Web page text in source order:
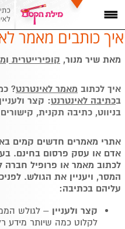
איך כותבים מאמר
מאת שיר מנור, קופירייטרית ו
איך לכתוב מאמר לאינטרנט?
בכתיבה לאינטרנט: קצר
בניווט, כתיבה תקנית,
אתרי מאמרים חדשים קמים
אדם או עסק פרסום בחינם.
לכתוב מאמר או פרופיל חברה
המסר, ויעניין את הגולש.
עליהם בכתיבה:
קצר ולעניין – לגולש
לקלוט כמה שיותר מידע